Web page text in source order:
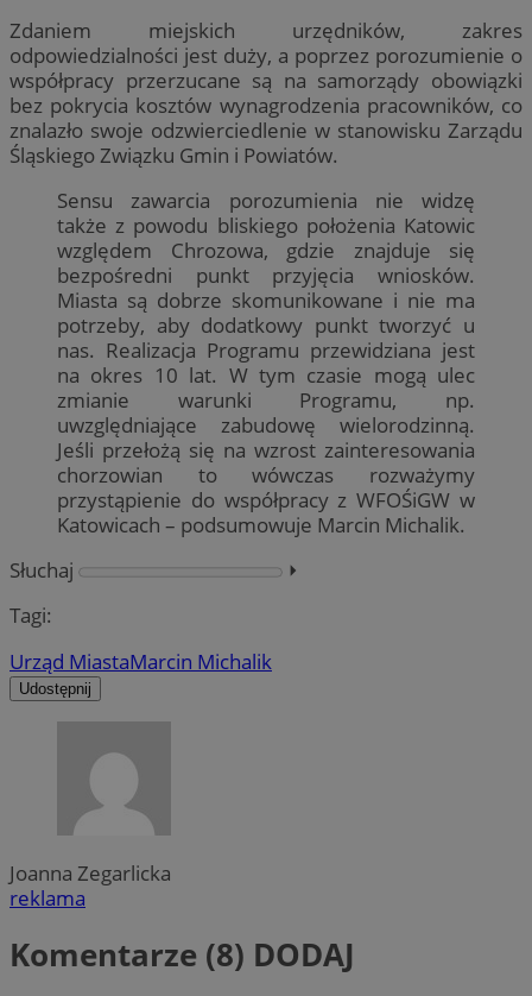
Zdaniem miejskich urzędników, zakres
odpowiedzialności jest duży, a poprzez porozumienie o
współpracy przerzucane są na samorządy obowiązki
bez pokrycia kosztów wynagrodzenia pracowników, co
znalazło swoje odzwierciedlenie w stanowisku Zarządu
Śląskiego Związku Gmin i Powiatów.
Sensu zawarcia porozumienia nie widzę
także z powodu bliskiego położenia Katowic
względem Chrozowa, gdzie znajduje się
bezpośredni punkt przyjęcia wniosków.
Miasta są dobrze skomunikowane i nie ma
potrzeby, aby dodatkowy punkt tworzyć u
nas. Realizacja Programu przewidziana jest
na okres 10 lat. W tym czasie mogą ulec
zmianie warunki Programu, np.
uwzględniające zabudowę wielorodzinną.
Jeśli przełożą się na wzrost zainteresowania
chorzowian to wówczas rozważymy
przystąpienie do współpracy z WFOŚiGW w
Katowicach – podsumowuje Marcin Michalik.
Słuchaj
⏵︎
Tagi:
Urząd MiastaMarcin Michalik
Udostępnij
Joanna Zegarlicka
reklama
Komentarze (8) DODAJ